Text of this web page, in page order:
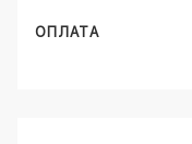
ОПЛАТА